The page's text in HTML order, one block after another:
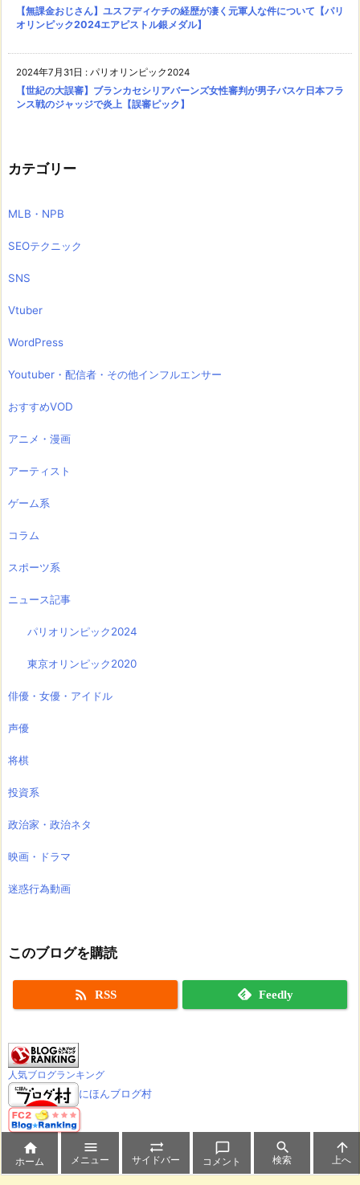
【無課金おじさん】ユスフディケチの経歴が凄く元軍人な件について【パリ
オリンピック2024エアピストル銀メダル】
2024年7月31日 : パリオリンピック2024
【世紀の大誤審】ブランカセシリアバーンズ女性審判が男子バスケ日本フラ
ンス戦のジャッジで炎上【誤審ピック】
カテゴリー
MLB・NPB
SEOテクニック
SNS
Vtuber
WordPress
Youtuber・配信者・その他インフルエンサー
おすすめVOD
アニメ・漫画
アーティスト
ゲーム系
コラム
スポーツ系
ニュース記事
パリオリンピック2024
東京オリンピック2020
俳優・女優・アイドル
声優
将棋
投資系
政治家・政治ネタ
映画・ドラマ
迷惑行為動画
このブログを購読
 RSS Feedly
人気ブログランキング
にほんブログ村

ホーム

メニュー

サイドバー

コメント

検索

上へ